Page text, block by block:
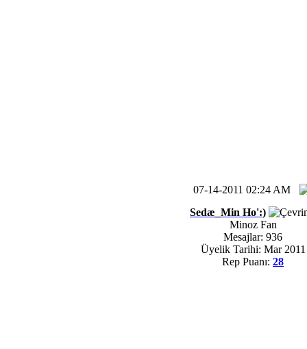
07-14-2011 02:24 AM
Sedæ_Min Ho':)
Minoz Fan
Mesajlar: 936
Üyelik Tarihi: Mar 2011
Rep Puanı: 28